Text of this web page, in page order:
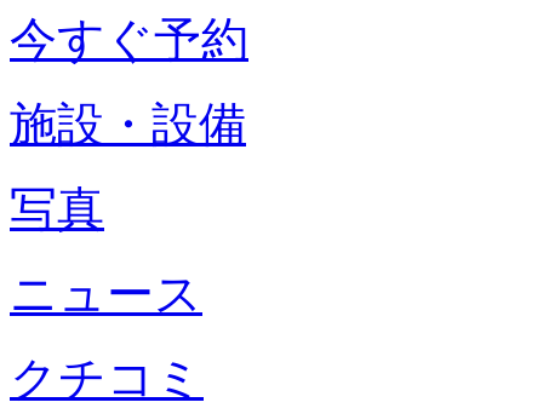
今すぐ予約
施設・設備
写真
ニュース
クチコミ